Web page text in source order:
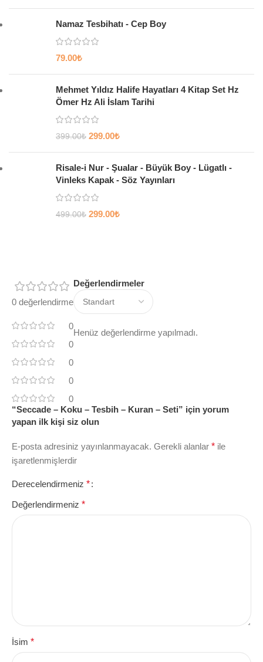
Namaz Tesbihatı - Cep Boy
79.00₺
Mehmet Yıldız Halife Hayatları 4 Kitap Set Hz
Ömer Hz Ali İslam Tarihi
399.00₺ 299.00₺
Risale-i Nur - Şualar - Büyük Boy - Lügatlı -
Vinleks Kapak - Söz Yayınları
499.00₺ 299.00₺
0 değerlendirme
0
0
0
0
0
Değerlendirmeler
Henüz değerlendirme yapılmadı.
“Seccade – Koku – Tesbih – Kuran – Seti” için yorum
yapan ilk kişi siz olun
E-posta adresiniz yayınlanmayacak. Gerekli alanlar * ile
işaretlenmişlerdir
Derecelendirmeniz *
Değerlendirmeniz *
İsim *